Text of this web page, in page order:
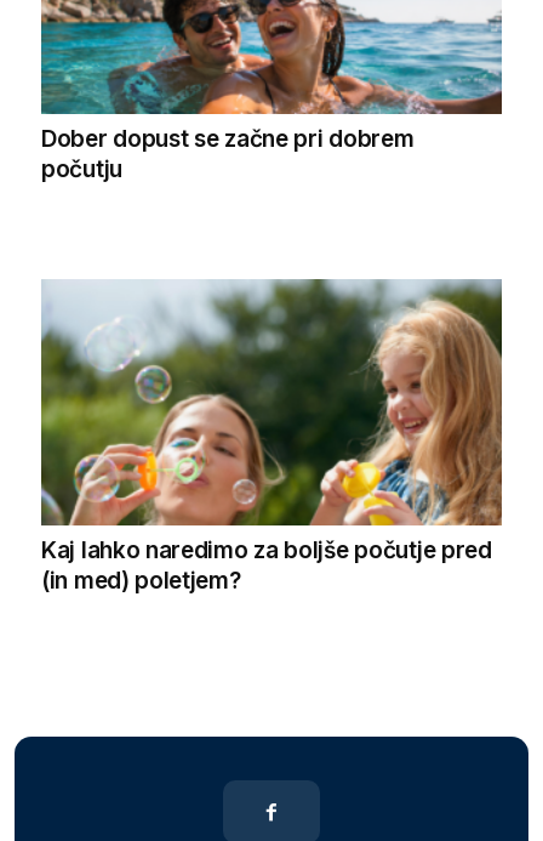
Dober dopust se začne pri dobrem
počutju
Kaj lahko naredimo za boljše počutje pred
(in med) poletjem?